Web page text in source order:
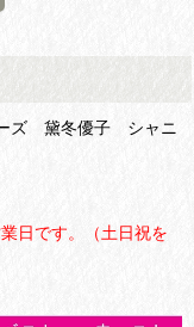
ーズ 黛冬優子 シャニ
日です。（土日祝を